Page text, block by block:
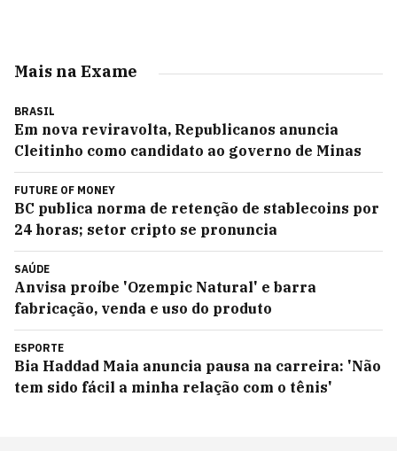
Mais na Exame
BRASIL
Em nova reviravolta, Republicanos anuncia
Cleitinho como candidato ao governo de Minas
FUTURE OF MONEY
BC publica norma de retenção de stablecoins por
24 horas; setor cripto se pronuncia
SAÚDE
Anvisa proíbe 'Ozempic Natural' e barra
fabricação, venda e uso do produto
ESPORTE
Bia Haddad Maia anuncia pausa na carreira: 'Não
tem sido fácil a minha relação com o tênis'